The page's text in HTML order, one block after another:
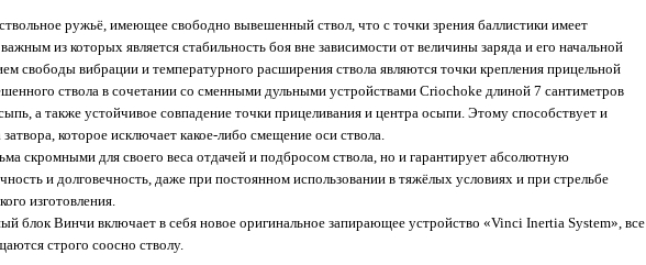
ружьё, имеющее свободно вывешенный ствол, что с точки зрения баллистики имеет
из которых является стабильность боя вне зависимости от величины заряда и его начальной
свободы вибрации и температурного расширения ствола являются точки крепления прицельной
ствола в сочетании со сменными дульными устройствами Criochoke длиной 7 сантиметров
а также устойчивое совпадение точки прицеливания и центра осыпи. Этому способствует и
которое исключает какое-либо смещение оси ствола.
скромными для своего веса отдачей и подбросом ствола, но и гарантирует абсолютную
и долговечность, даже при постоянном использовании в тяжёлых условиях и при стрельбе
изготовления.
блок Винчи включает в себя новое оригинальное запирающее устройство «Vinci Inertia System», все
строго соосно стволу.